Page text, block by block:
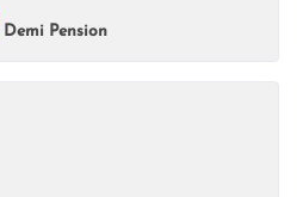
Demi Pension